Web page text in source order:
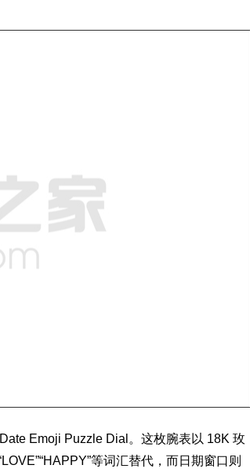
Emoji Puzzle Dial。这枚腕表以 18K 玫
等词汇替代，而日期窗口则